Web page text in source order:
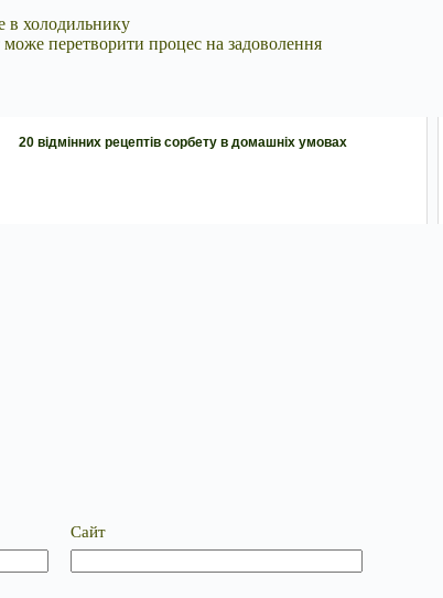
в холодильнику
перетворити процес на задоволення
20 відмінних рецептів сорбету в домашніх умовах
Сайт